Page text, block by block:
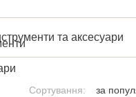
та аксесуари
Сортування: за